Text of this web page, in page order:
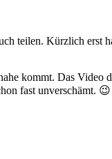
teilen. Kürzlich erst
kommt. Das Video
fast unverschämt. 😉